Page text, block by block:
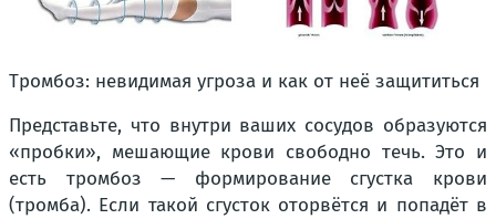
Тромбоз: невидимая угроза и как от неё защититься
Представьте, что внутри ваших сосудов образуются
«пробки», мешающие крови свободно течь. Это и
есть тромбоз — формирование сгустка крови
(тромба). Если такой сгусток оторвётся и попадёт в